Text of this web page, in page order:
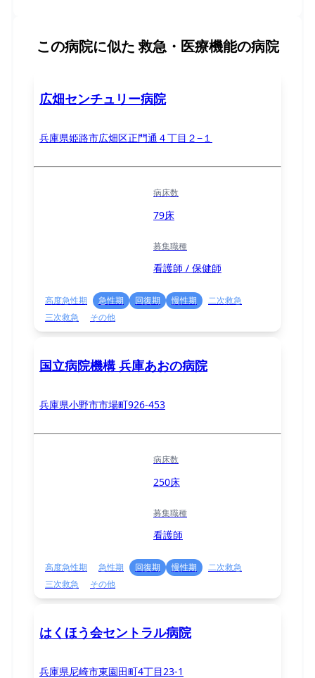
この病院に似た 救急・医療機能の病院
広畑センチュリー病院
兵庫県姫路市広畑区正門通４丁目２−１
病床数
79床
募集職種
看護師 / 保健師
高度急性期 急性期 回復期 慢性期
二次救急
三次救急
その他
国立病院機構 兵庫あおの病院
兵庫県小野市市場町926-453
病床数
250床
募集職種
看護師
高度急性期 急性期 回復期 慢性期
二次救急
三次救急
その他
はくほう会セントラル病院
兵庫県尼崎市東園田町4丁目23-1